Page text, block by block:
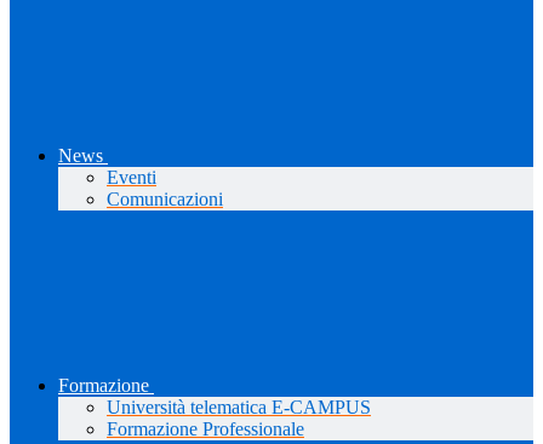
News
Eventi
Comunicazioni
Formazione
Università telematica E-CAMPUS
Formazione Professionale